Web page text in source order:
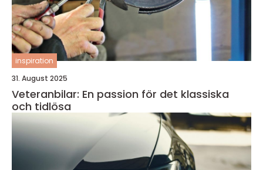
inspiration
31. August 2025
Veteranbilar: En passion för det klassiska
och tidlösa